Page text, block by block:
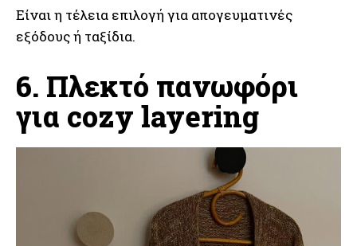
Είναι η τέλεια επιλογή για απογευματινές
εξόδους ή ταξίδια.
6. Πλεκτό πανωφόρι
για cozy layering